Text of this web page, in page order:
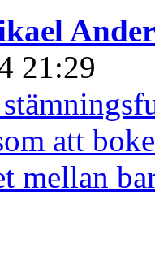
21:29
att
mellan